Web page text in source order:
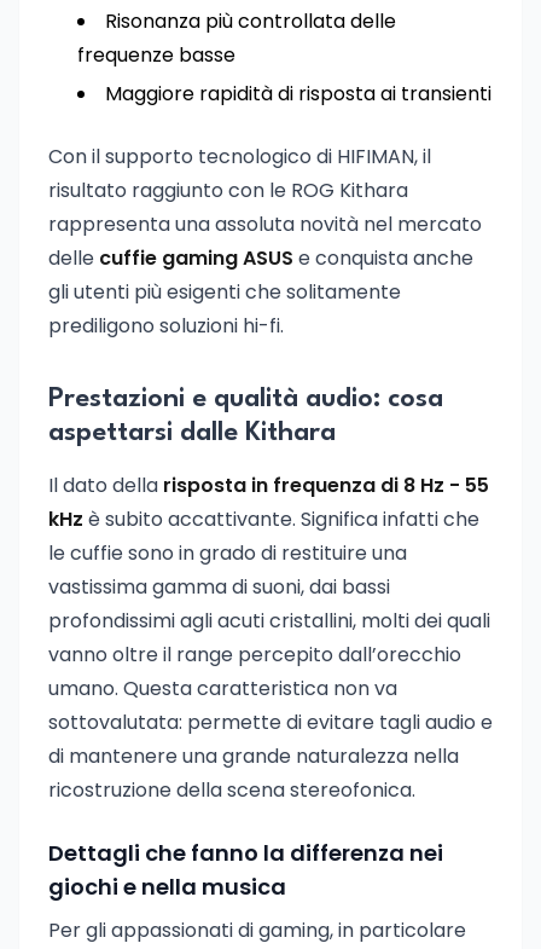
Risonanza più controllata delle
frequenze basse
Maggiore rapidità di risposta ai transienti
Con il supporto tecnologico di HIFIMAN, il
risultato raggiunto con le ROG Kithara
rappresenta una assoluta novità nel mercato
delle cuffie gaming ASUS e conquista anche
gli utenti più esigenti che solitamente
prediligono soluzioni hi-fi.
Prestazioni e qualità audio: cosa
aspettarsi dalle Kithara
Il dato della risposta in frequenza di 8 Hz - 55
kHz è subito accattivante. Significa infatti che
le cuffie sono in grado di restituire una
vastissima gamma di suoni, dai bassi
profondissimi agli acuti cristallini, molti dei quali
vanno oltre il range percepito dall’orecchio
umano. Questa caratteristica non va
sottovalutata: permette di evitare tagli audio e
di mantenere una grande naturalezza nella
ricostruzione della scena stereofonica.
Dettagli che fanno la differenza nei
giochi e nella musica
Per gli appassionati di gaming, in particolare